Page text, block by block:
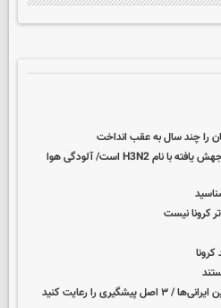
را چند سال به عقب انداخت
ویروس شایع در کشور آنفولانزای جهش یافته با نام H3N2 است/ آلودگی هوا
کرونا نیست
را رعایت کنید